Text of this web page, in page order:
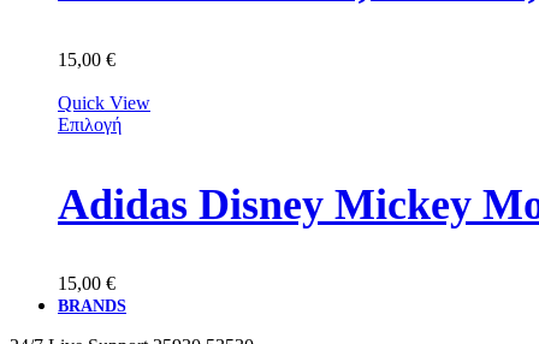
15,00 €
Quick View
Επιλογή
Adidas Disney Mickey
15,00 €
BRANDS